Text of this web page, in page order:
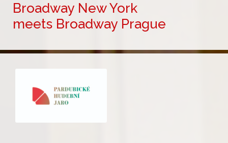
Broadway New York
meets Broadway Prague